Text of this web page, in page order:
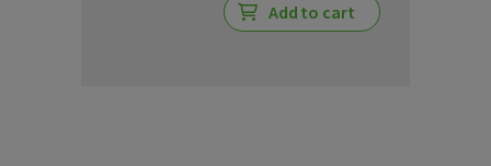
Add to cart